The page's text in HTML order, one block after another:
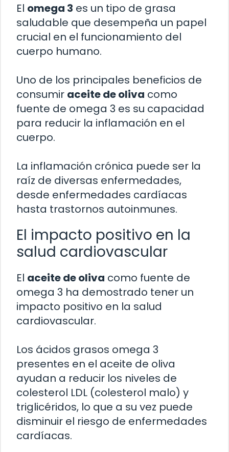
El omega 3 es un tipo de grasa
saludable que desempeña un papel
crucial en el funcionamiento del
cuerpo humano.
Uno de los principales beneficios de
consumir aceite de oliva como
fuente de omega 3 es su capacidad
para reducir la inflamación en el
cuerpo.
La inflamación crónica puede ser la
raíz de diversas enfermedades,
desde enfermedades cardíacas
hasta trastornos autoinmunes.
El impacto positivo en la
salud cardiovascular
El aceite de oliva como fuente de
omega 3 ha demostrado tener un
impacto positivo en la salud
cardiovascular.
Los ácidos grasos omega 3
presentes en el aceite de oliva
ayudan a reducir los niveles de
colesterol LDL (colesterol malo) y
triglicéridos, lo que a su vez puede
disminuir el riesgo de enfermedades
cardíacas.